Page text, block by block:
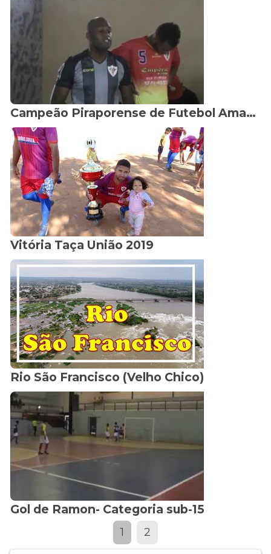
Campeão Piraporense de Futebol Amador 2017
Vitória Taça União 2019
Rio São Francisco (Velho Chico)
Gol de Ramon- Categoria sub-15
1 2